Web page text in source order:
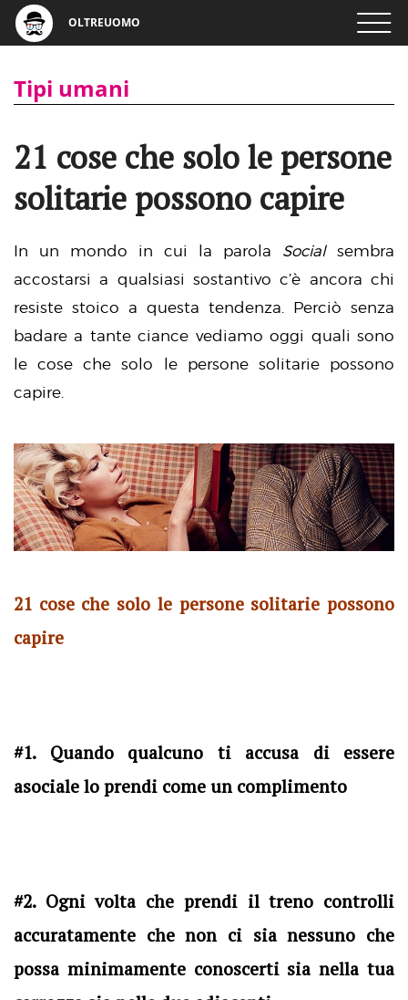
OLTREUOMO
Tipi umani
21 cose che solo le persone
solitarie possono capire
In un mondo in cui la parola Socialsembra
accostarsi a qualsiasi sostantivo c’è ancora chi
resiste stoico a questa tendenza. Perciò senza
badare a tante ciance vediamo oggi quali sono
le cose che solo le persone solitarie possono
capire.
21 cose che solo le persone solitarie possono
capire
#1. Quando qualcuno ti accusa di essere
asociale lo prendi come un complimento
#2. Ogni volta che prendi il treno controlli
accuratamente che non ci sia nessuno che
possa minimamente conoscerti sia nella tua